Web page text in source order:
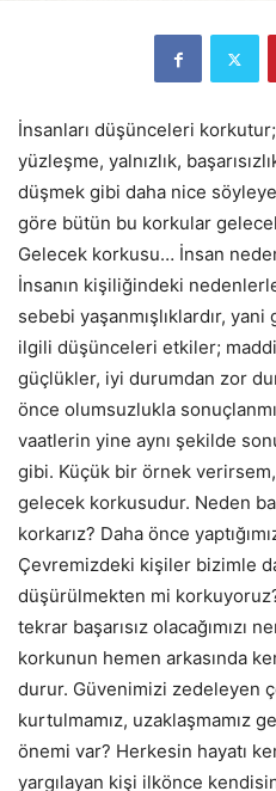
İnsanları düşünceleri
yüzleşme, yalnızlık,
düşmek gibi daha nice
göre bütün bu korkular
Gelecek korkusu… İnsan
İnsanın kişiliğindeki
sebebi yaşanmışlıklardır,
ilgili düşünceleri etkiler;
güçlükler, iyi durumdan zor
önce olumsuzlukla
vaatlerin yine aynı şekilde
gibi. Küçük bir örnek verirsem,
gelecek korkusudur. Neden
korkarız? Daha önce
Çevremizdeki kişiler bizimle
düşürülmekten mi
tekrar başarısız olacağımızı
korkunun hemen arkasında
durur. Güvenimizi zedeleyen
kurtulmamız, uzaklaşmamız
önemi var? Herkesin hayatı
yargılayan kişi ilkönce